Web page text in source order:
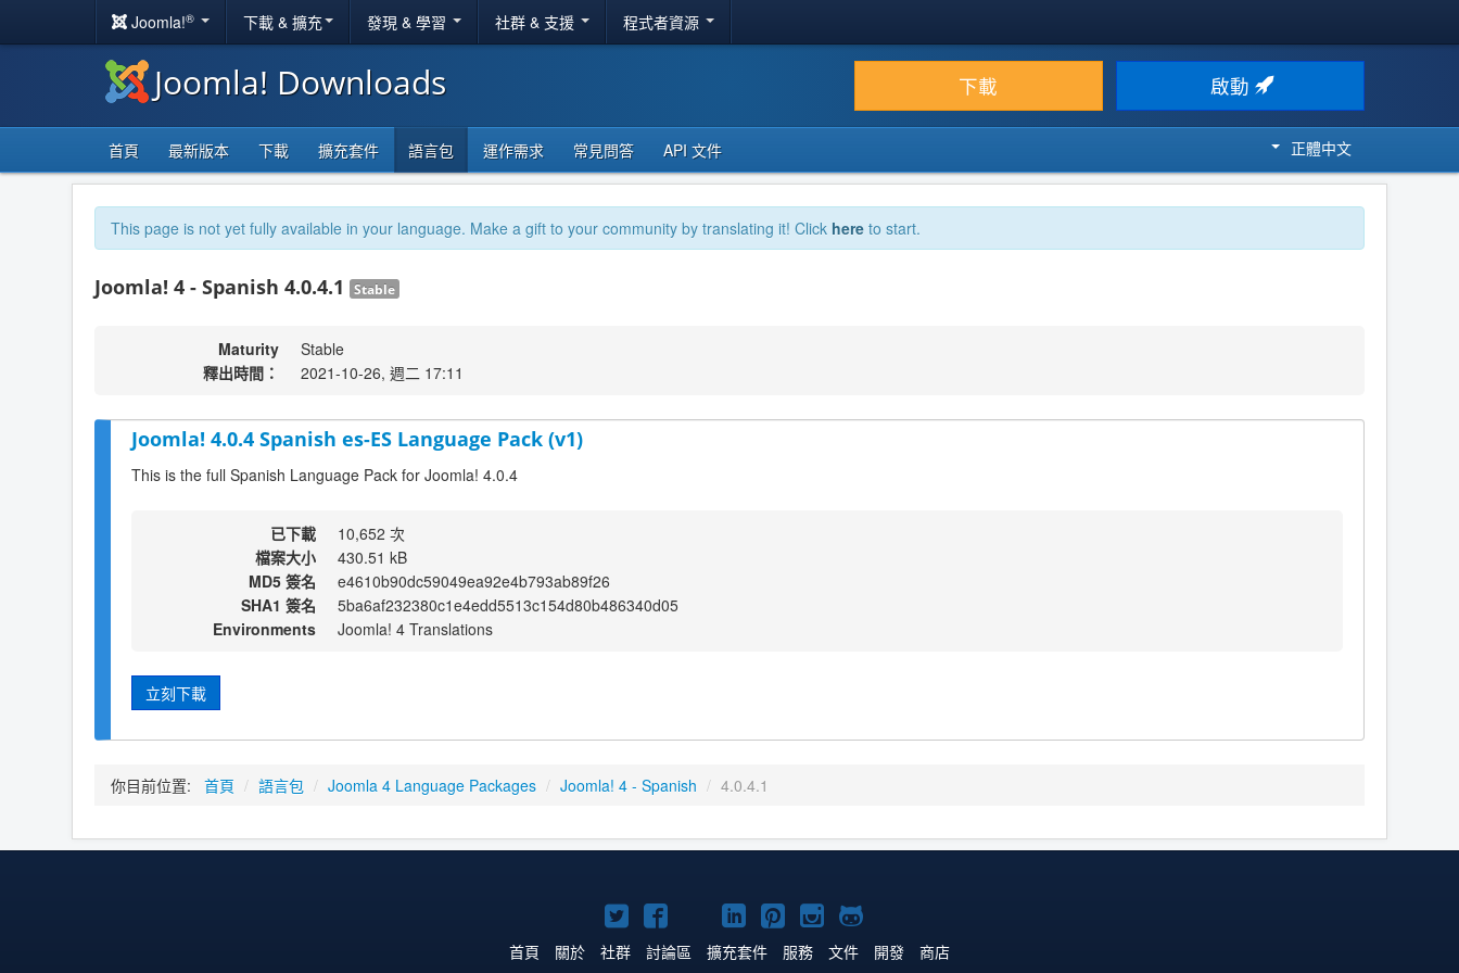
Joomla!® 下載 & 擴充 發現 & 學習 社群 & 支援 程式者資源
Joomla! Downloads 下載 啟動
首頁 最新版本 下載 擴充套件 語言包 運作需求 常見問答 API 文件 正體中文
This page is not yet fully available in your language. Make a gift to your community by translating it! Click here to start.
Joomla! 4 - Spanish 4.0.4.1 Stable
Maturity
Stable
釋出時間：
2021-10-26, 週二 17:11
Joomla! 4.0.4 Spanish es-ES Language Pack (v1)
This is the full Spanish Language Pack for Joomla! 4.0.4
已下載
10,652 次
檔案大小
430.51 kB
MD5 簽名
e4610b90dc59049ea92e4b793ab89f26
SHA1 簽名
5ba6af232380c1e4edd5513c154d80b486340d05
Environments
Joomla! 4 Translations
立刻下載
你目前位置: 首頁 / 語言包 / Joomla 4 Language Packages / Joomla! 4 - Spanish / 4.0.4.1
Twitter
上
Facebook
上
YouTube
上
Linkedln
上
Pinterest
上
Instagram
上
GitHub
上
首頁 關於 社群 討論區 擴充套件 服務 文件 開發 商店